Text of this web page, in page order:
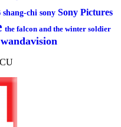
shang-chi sony Sony Pictures
the falcon and the winter soldier
wandavision